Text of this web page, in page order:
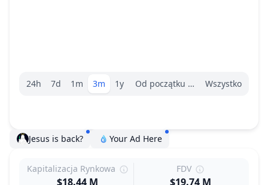
Wybór zakresu.
24h 7d 1m 3m 1y Od początku rokuWszystko
Jesus is back? Your Ad Here
Kapitalizacja Rynkowa
$18.44 M
FDV
$19.74 M